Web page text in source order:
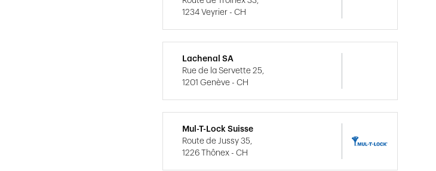
1234 Veyrier - CH
Lachenal SA
Rue de la Servette 25,
1201 Genève - CH
Mul-T-Lock Suisse
Route de Jussy 35,
1226 Thônex - CH